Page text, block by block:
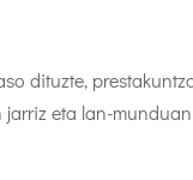
dituzte,
eta lan-munduan